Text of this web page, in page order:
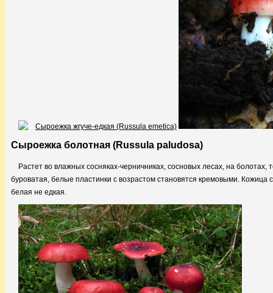
Сыроежка болотная (Russula paludosa)
Растет во влажных сосняках-черничниках, сосновых лесах, на
буроватая, белые пластинки с возрастом становятся кремовыми.
белая не едкая.